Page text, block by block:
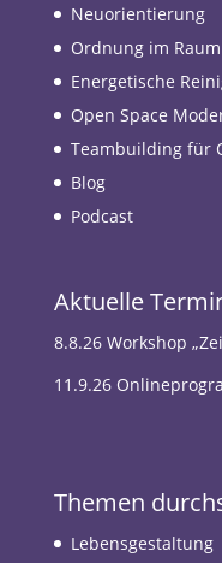
Neuorientierung
Ordnung im Raum
Energetische
Open Space
Teambuilding für
Blog
Podcast
Aktuelle
8.8.26 Workshop
11.9.26
Themen
Lebensgestaltung